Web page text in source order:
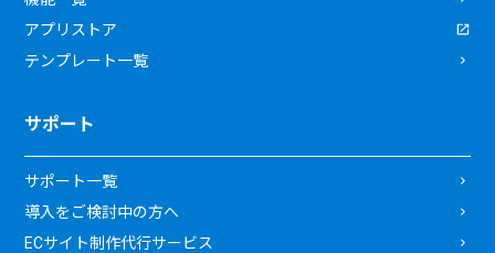
アプリストア
テンプレート一覧
サポート
サポート一覧
導入をご検討中の方へ
ECサイト制作代行サービス